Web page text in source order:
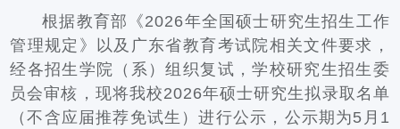
根据教育部《2026年全国硕士研究生招生工作
管理规定》以及广东省教育考试院相关文件要求，
经各招生学院（系）组织复试，学校研究生招生委
员会审核，现将我校2026年硕士研究生拟录取名单
（不含应届推荐免试生）进行公示，公示期为5月1